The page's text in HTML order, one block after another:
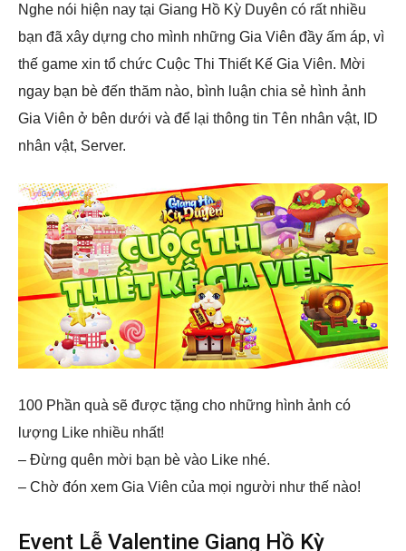
Nghe nói hiện nay tại Giang Hồ Kỳ Duyên có rất nhiều
bạn đã xây dựng cho mình những Gia Viên đầy ấm áp, vì
thế game xin tổ chức Cuộc Thi Thiết Kế Gia Viên. Mời
ngay bạn bè đến thăm nào, bình luận chia sẻ hình ảnh
Gia Viên ở bên dưới và để lại thông tin Tên nhân vật, ID
nhân vật, Server.
100 Phần quà sẽ được tặng cho những hình ảnh có
lượng Like nhiều nhất!
– Đừng quên mời bạn bè vào Like nhé.
– Chờ đón xem Gia Viên của mọi người như thế nào!
Event Lễ Valentine Giang Hồ Kỳ